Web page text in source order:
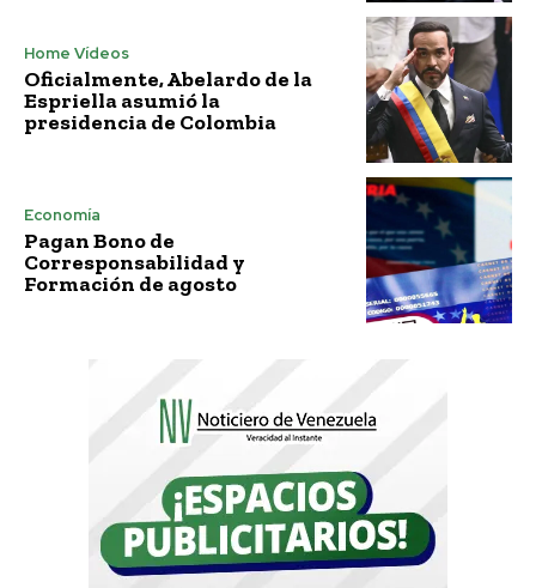
Home Vídeos
Oficialmente, Abelardo de la
Espriella asumió la
presidencia de Colombia
Economía
Pagan Bono de
Corresponsabilidad y
Formación de agosto